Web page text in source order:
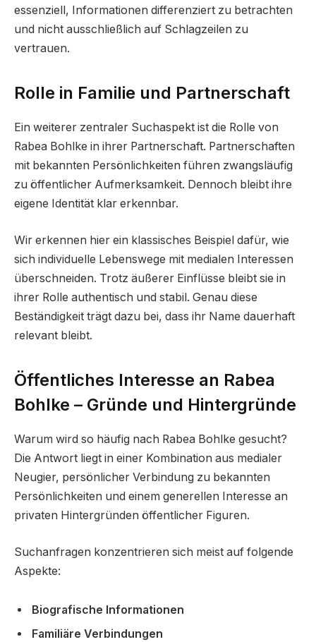
essenziell, Informationen differenziert zu betrachten
und nicht ausschließlich auf Schlagzeilen zu
vertrauen.
Rolle in Familie und Partnerschaft
Ein weiterer zentraler Suchaspekt ist die Rolle von
Rabea Bohlke in ihrer Partnerschaft. Partnerschaften
mit bekannten Persönlichkeiten führen zwangsläufig
zu öffentlicher Aufmerksamkeit. Dennoch bleibt ihre
eigene Identität klar erkennbar.
Wir erkennen hier ein klassisches Beispiel dafür, wie
sich individuelle Lebenswege mit medialen Interessen
überschneiden. Trotz äußerer Einflüsse bleibt sie in
ihrer Rolle authentisch und stabil. Genau diese
Beständigkeit trägt dazu bei, dass ihr Name dauerhaft
relevant bleibt.
Öffentliches Interesse an Rabea
Bohlke – Gründe und Hintergründe
Warum wird so häufig nach Rabea Bohlke gesucht?
Die Antwort liegt in einer Kombination aus medialer
Neugier, persönlicher Verbindung zu bekannten
Persönlichkeiten und einem generellen Interesse an
privaten Hintergründen öffentlicher Figuren.
Suchanfragen konzentrieren sich meist auf folgende
Aspekte:
Biografische Informationen
Familiäre Verbindungen